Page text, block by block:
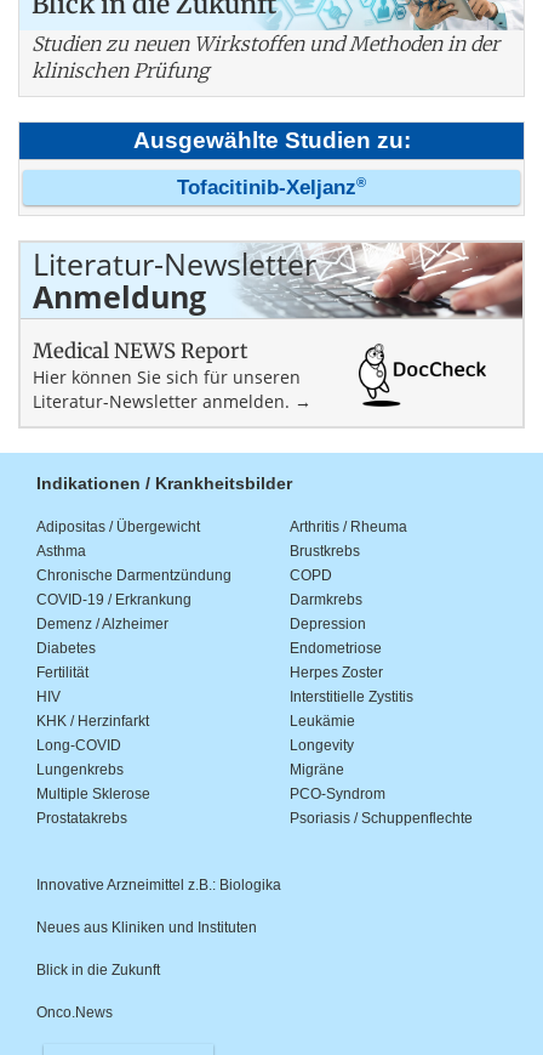
Studien zu neuen Wirkstoffen und Methoden in der
klinischen Prüfung
Ausgewählte Studien zu:
Tofacitinib-Xeljanz®
Literatur-Newsletter
Anmeldung
Medical NEWS Report
Hier können Sie sich für unseren
Literatur-Newsletter anmelden. →
Indikationen / Krankheitsbilder
Adipositas / Übergewicht
Arthritis / Rheuma
Asthma
Brustkrebs
Chronische Darmentzündung
COPD
COVID-19 / Erkrankung
Darmkrebs
Demenz / Alzheimer
Depression
Diabetes
Endometriose
Fertilität
Herpes Zoster
HIV
Interstitielle Zystitis
KHK / Herzinfarkt
Leukämie
Long-COVID
Longevity
Lungenkrebs
Migräne
Multiple Sklerose
PCO-Syndrom
Prostatakrebs
Psoriasis / Schuppenflechte
Innovative Arzneimittel z.B.: Biologika
Neues aus Kliniken und Instituten
Blick in die Zukunft
Onco.News